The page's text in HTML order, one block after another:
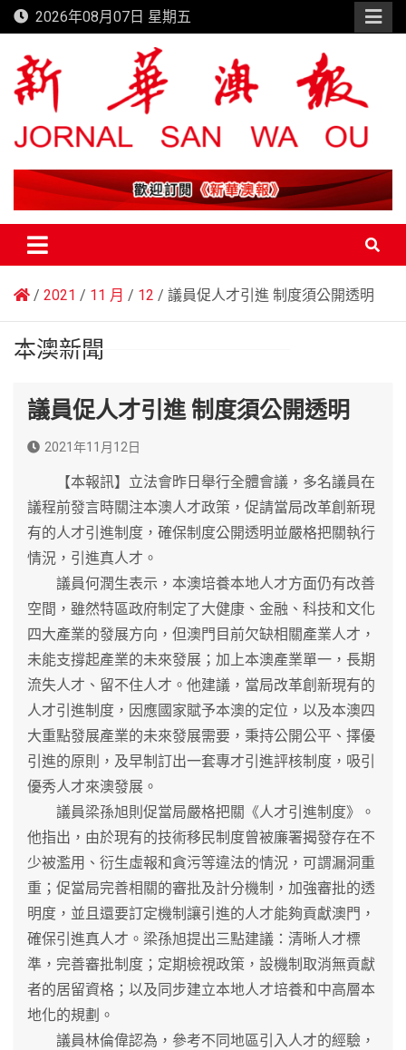
Skip
to
content
2026年08月07日 星期五
新華澳報
2021 11 月 12 議員促人才引進 制度須公開透明
本澳新聞
議員促人才引進 制度須公開透明
2021年11月12日
【本報訊】立法會昨日舉行全體會議，多名議員在
議程前發言時關注本澳人才政策，促請當局改革創新現
有的人才引進制度，確保制度公開透明並嚴格把關執行
情況，引進真人才。
議員何潤生表示，本澳培養本地人才方面仍有改善
空間，雖然特區政府制定了大健康、金融、科技和文化
四大產業的發展方向，但澳門目前欠缺相關產業人才，
未能支撐起產業的未來發展；加上本澳產業單一，長期
流失人才、留不住人才。他建議，當局改革創新現有的
人才引進制度，因應國家賦予本澳的定位，以及本澳四
大重點發展產業的未來發展需要，秉持公開公平、擇優
引進的原則，及早制訂出一套專才引進評核制度，吸引
優秀人才來澳發展。
議員梁孫旭則促當局嚴格把關《人才引進制度》。
他指出，由於現有的技術移民制度曾被廉署揭發存在不
少被濫用、衍生虛報和貪污等違法的情況，可謂漏洞重
重；促當局完善相關的審批及計分機制，加強審批的透
明度，並且還要訂定機制讓引進的人才能夠貢獻澳門，
確保引進真人才。梁孫旭提出三點建議：清晰人才標
準，完善審批制度；定期檢視政策，設機制取消無貢獻
者的居留資格；以及同步建立本地人才培養和中高層本
地化的規劃。
議員林倫偉認為，參考不同地區引入人才的經驗，